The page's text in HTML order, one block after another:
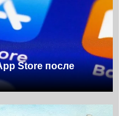
Store после